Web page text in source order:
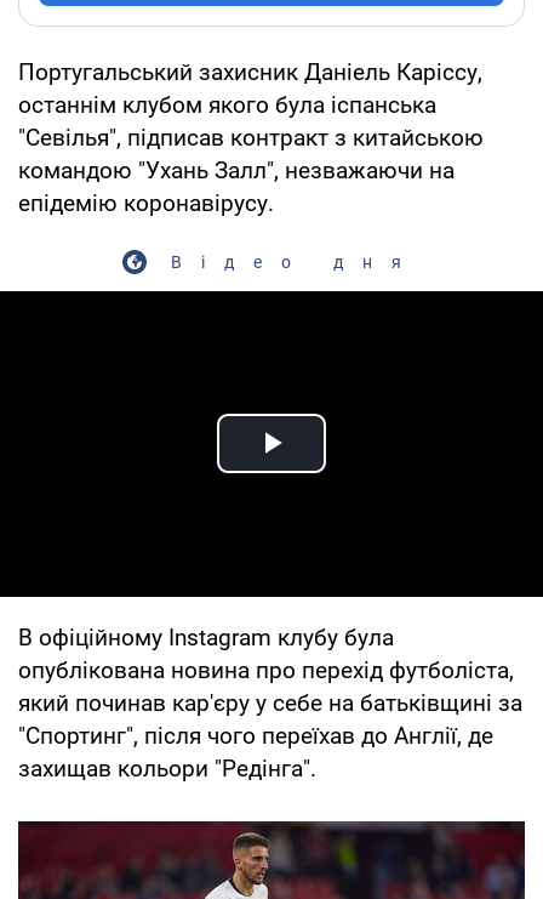
Португальський захисник Даніель Каріссу,
останнім клубом якого була іспанська
"Севілья", підписав контракт з китайською
командою "Ухань Залл", незважаючи на
епідемію коронавірусу.
Відео дня
Play Video
В офіційному Instagram клубу була
опублікована новина про перехід футболіста,
який починав кар'єру у себе на батьківщині за
"Спортинг", після чого переїхав до Англії, де
захищав кольори "Редінга".